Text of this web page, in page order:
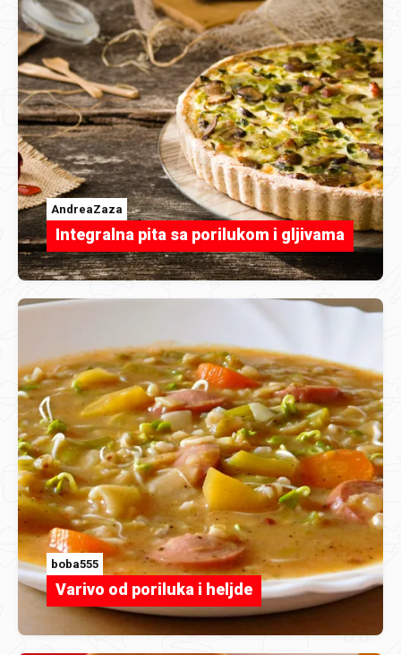
AndreaZaza
Integralna pita sa porilukom i gljivama
boba555
Varivo od poriluka i heljde